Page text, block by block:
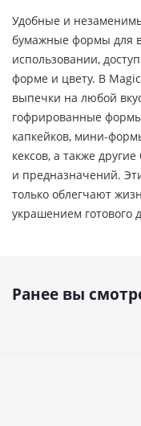
Удобные и
бумажные формы для
использовании,
форме и цвету. В
выпечки на любой
гофрированные
капкейков, мини-
кексов, а также
и предназначений.
только облегчают
украшением готового
Ранее вы